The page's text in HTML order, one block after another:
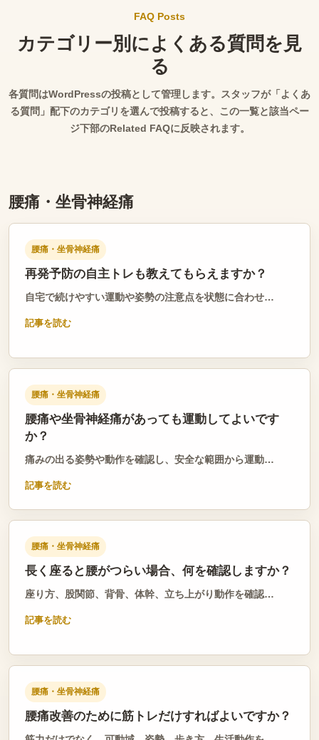
FAQ Posts
カテゴリー別によくある質問を見
る
各質問はWordPressの投稿として管理します。スタッフが「よくあ
る質問」配下のカテゴリを選んで投稿すると、この一覧と該当ペー
ジ下部のRelated FAQに反映されます。
腰痛・坐骨神経痛
腰痛・坐骨神経痛
再発予防の自主トレも教えてもらえますか？
自宅で続けやすい運動や姿勢の注意点を状態に合わせ…
記事を読む
腰痛・坐骨神経痛
腰痛や坐骨神経痛があっても運動してよいです
か？
痛みの出る姿勢や動作を確認し、安全な範囲から運動…
記事を読む
腰痛・坐骨神経痛
長く座ると腰がつらい場合、何を確認しますか？
座り方、股関節、背骨、体幹、立ち上がり動作を確認…
記事を読む
腰痛・坐骨神経痛
腰痛改善のために筋トレだけすればよいですか？